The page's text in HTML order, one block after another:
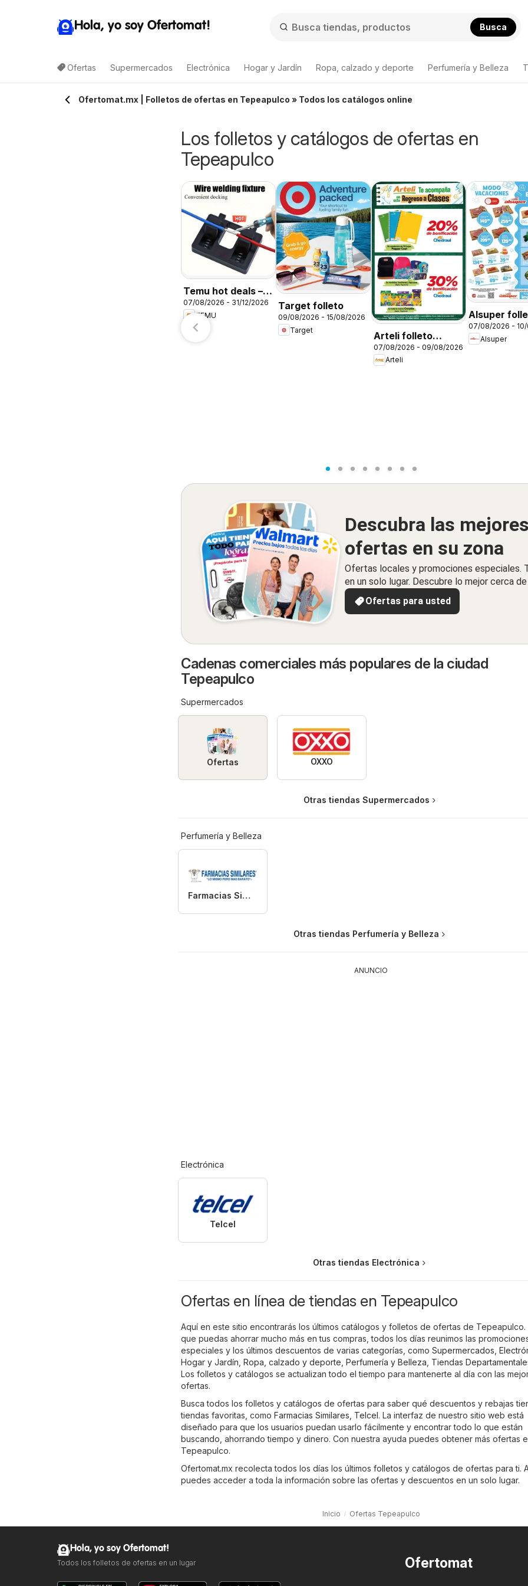
Hola, yo soy Ofertomat! Busca
Ofertas Supermercados Electrónica Hogar y Jardín Ropa, calzado y deporte Perfumería y Belleza
Ofertomat.mx | Folletos de ofertas en Tepeapulco » Todos los catálogos online
Los folletos y catálogos de ofertas en
Tepeapulco
Temu hot deals –
Mexico
07/08/2026 - 31/12/2026
TEMU
Target folleto
09/08/2026 - 15/08/2026
Target
Arteli folleto
Regreso a clases
07/08/2026 - 09/08/2026
Arteli
Alsuper
07/08/2026 - 10/
Alsuper
Descubra las mejores
ofertas en su zona
Ofertas locales y promociones especiales.
en un solo lugar. Descubre lo mejor cerca
Ofertas para usted
Cadenas comerciales más populares de la ciudad
Tepeapulco
Supermercados
Ofertas OXXO
Otras tiendas Supermercados
Perfumería y Belleza
Farmacias Similares
Otras tiendas Perfumería y Belleza
ANUNCIO
Electrónica
Telcel
Otras tiendas Electrónica
Ofertas en línea de tiendas en Tepeapulco
Aquí en este sitio encontrarás los últimos catálogos y folletos de ofertas de Tepeapulco.
que puedas ahorrar mucho más en tus compras, todos los días reunimos las
especiales y los últimos descuentos de varias categorías, como Supermercados
Hogar y Jardín Ropa, calzado y deporte Perfumería y Belleza Tiendas
Los folletos y catálogos se actualizan todo el tiempo para mantenerte al día con las
ofertas.
Busca todos los folletos y catálogos de ofertas para saber qué descuentos y rebajas
tiendas favoritas, como Farmacias Similares Telcel. La interfaz de nuestro sitio web está
diseñado para que los usuarios puedan usarlo fácilmente y encontrar todo lo que están
buscando, ahorrando tiempo y dinero. Con nuestra ayuda puedes obtener más ofertas
Tepeapulco.
Ofertomat.mx recolecta todos los días los últimos folletos y catálogos de ofertas para ti.
puedes acceder a toda la información sobre las ofertas y descuentos en un solo lugar.
Inicio Ofertas Tepeapulco
Ofertomat
Hola, yo soy Ofertomat!
Todos los folletos de ofertas en un lugar